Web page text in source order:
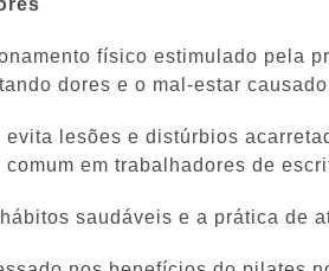
físico estimulado pela
dores e o mal-estar
evita lesões e distúrbios
em trabalhadores de
saudáveis e a prática de